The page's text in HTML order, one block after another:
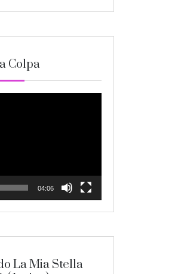
Colpa
04:06
La Mia Stella